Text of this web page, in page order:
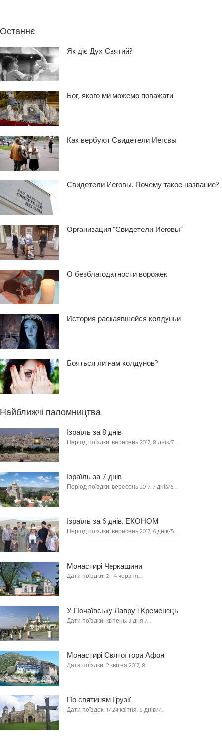
Останнє
Як діє Дух Святий?
Бог, якого ми можемо поважати
Как вербуют Свидетели Иеговы
Свидетели Иеговы. Почему такое название?
Организация “Свидетели Иеговы”
О безблагодатности ворожек
История раскаявшейся колдуньи
Бояться ли нам колдунов?
Найближчі паломництва
Ізраїль за 8 днів
Період поїздки: вересень 2017, 8 днів/7…
Ізраїль за 7 днів
Період поїздки: вересень 2017, 7 днів/6…
Ізраїль за 6 днів. ЕКОНОМ
Період поїздки: вересень 2017, 6 днів/5…
Монастирі Черкащини
Дати поїздки: 2 - 4 червня,…
У Почаївську Лавру і Кременець
Дати поїздки: квітень, 3 дня /…
Монастирі Святої гори Афон
Дата поїздки: 2 квітня 2017, 8…
По святиням Грузії
Дати поїздок: 17-24 квітня, 8 днів/7…